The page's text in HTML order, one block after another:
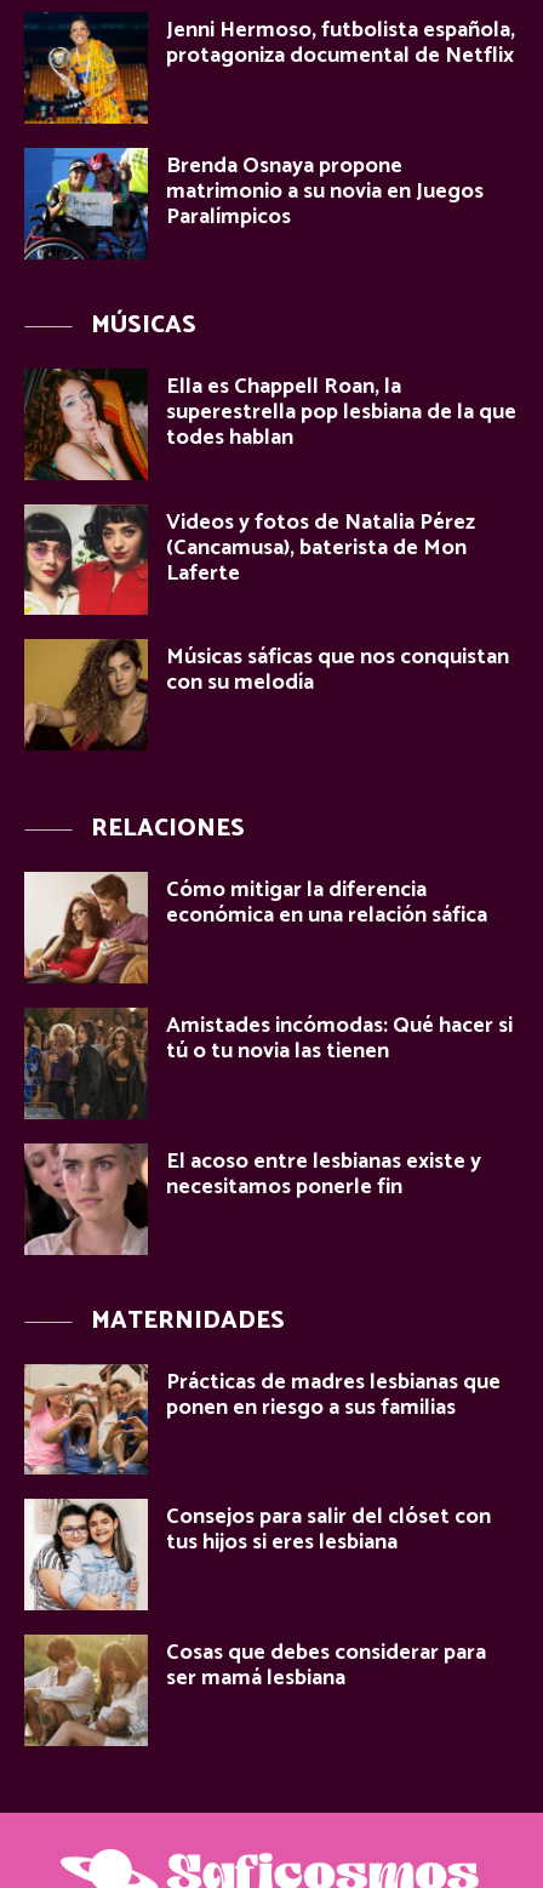
Jenni Hermoso, futbolista española,
protagoniza documental de Netflix
Brenda Osnaya propone
matrimonio a su novia en Juegos
Paralímpicos
MÚSICAS
Ella es Chappell Roan, la
superestrella pop lesbiana de la que
todes hablan
Videos y fotos de Natalia Pérez
(Cancamusa), baterista de Mon
Laferte
Músicas sáficas que nos conquistan
con su melodía
RELACIONES
Cómo mitigar la diferencia
económica en una relación sáfica
Amistades incómodas: Qué hacer si
tú o tu novia las tienen
El acoso entre lesbianas existe y
necesitamos ponerle fin
MATERNIDADES
Prácticas de madres lesbianas que
ponen en riesgo a sus familias
Consejos para salir del clóset con
tus hijos si eres lesbiana
Cosas que debes considerar para
ser mamá lesbiana